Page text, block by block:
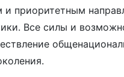
приоритетным
Все силы и